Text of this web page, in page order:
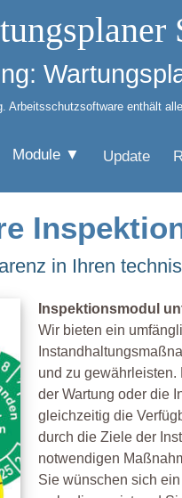
Arbeitsschutzsoftware enthält
Module ▼ Update
in Ihren
Inspektionsmodul
Wir bieten ein
und zu
der Wartung oder die
gleichzeitig die
durch die Ziele der
notwendigen
Sie wünschen sich